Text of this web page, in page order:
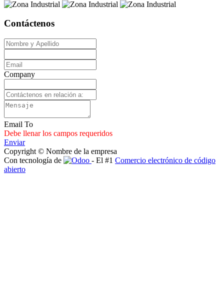
Contáctenos
Company
Email To
Debe llenar los campos requeridos
Enviar
Copyright © Nombre de la empresa
Con tecnología de
- El #1 Comercio electrónico de código
abierto